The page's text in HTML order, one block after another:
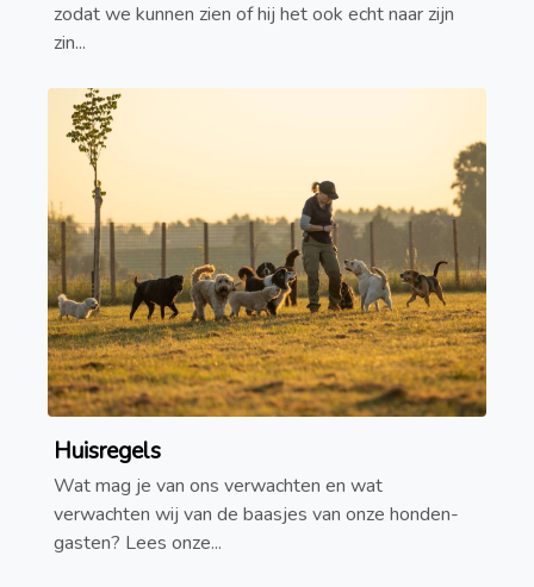
zodat we kunnen zien of hij het ook echt naar zijn
zin...
Huisregels
Wat mag je van ons verwachten en wat
verwachten wij van de baasjes van onze honden-
gasten? Lees onze...